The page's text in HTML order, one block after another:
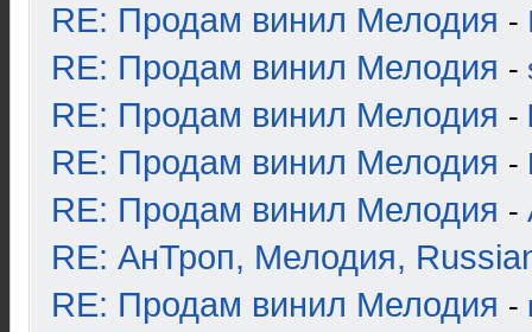
RE: Продам винил Мелодия -
RE: Продам винил Мелодия -
RE: Продам винил Мелодия -
RE: Продам винил Мелодия -
RE: Продам винил Мелодия -
RE: АнТроп, Мелодия,
RE: Продам винил Мелодия -